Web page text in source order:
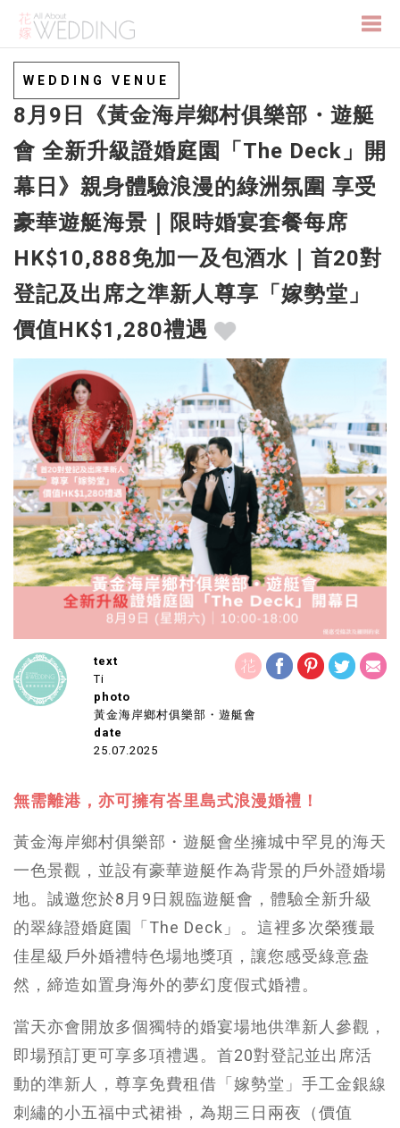
WEDDING VENUE
8月9日《黃金海岸鄉村俱樂部・遊艇
會 全新升級證婚庭園「The Deck」開
幕日》親身體驗浪漫的綠洲氛圍 享受
豪華遊艇海景｜限時婚宴套餐每席
HK$10,888免加一及包酒水｜首20對
登記及出席之準新人尊享「嫁勢堂」
價值HK$1,280禮遇
text
Ti
photo
黃金海岸鄉村俱樂部・遊艇會
date
25.07.2025
無需離港，亦可擁有峇里島式浪漫婚禮！
黃金海岸鄉村俱樂部・遊艇會坐擁城中罕見的海天
一色景觀，並設有豪華遊艇作為背景的戶外證婚場
地。誠邀您於8月9日親臨遊艇會，體驗全新升級
的翠綠證婚庭園「The Deck」。這裡多次榮獲最
佳星級戶外婚禮特色場地獎項，讓您感受綠意盎
然，締造如置身海外的夢幻度假式婚禮。
當天亦會開放多個獨特的婚宴場地供準新人參觀，
即場預訂更可享多項禮遇。首20對登記並出席活
動的準新人，尊享免費租借「嫁勢堂」手工金銀線
刺繡的小五福中式裙褂，為期三日兩夜（價值